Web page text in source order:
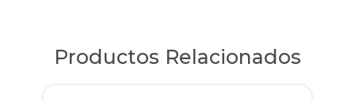
Productos Relacionados